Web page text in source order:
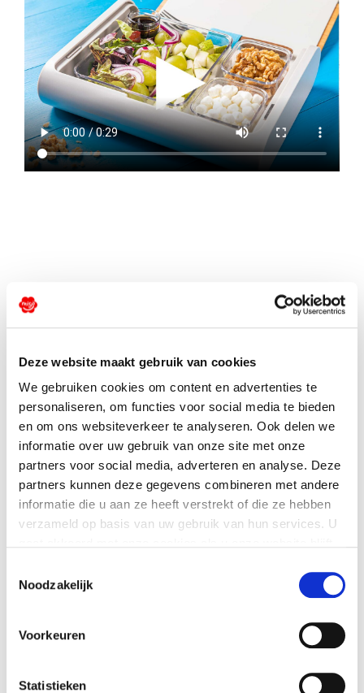
Deze website maakt gebruik van cookies
We gebruiken cookies om content en advertenties te
personaliseren, om functies voor social media te bieden
en om ons websiteverkeer te analyseren. Ook delen we
informatie over uw gebruik van onze site met onze
partners voor social media, adverteren en analyse. Deze
partners kunnen deze gegevens combineren met andere
informatie die u aan ze heeft verstrekt of die ze hebben
verzameld op basis van uw gebruik van hun services. U
Noodzakelijk
Voorkeuren
Statistieken
Ingrediënten
1 Migo® peer
50 g eikenbladsalade
½ rode ui, in dunne ringen
25 g witte druiven
50 g geitenkaasbolletjes
25 g walnoten
½ el balsamicoazijn
zout